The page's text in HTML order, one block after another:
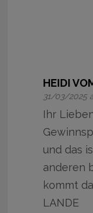
HEIDI
31/03/2025
Ihr
und das
anderen
kommt
LANDE